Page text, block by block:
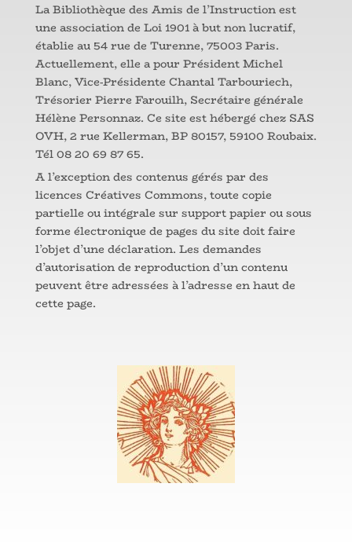
La Bibliothèque des Amis de l’Instruction est
une association de Loi 1901 à but non lucratif,
établie au 54 rue de Turenne, 75003 Paris.
Actuellement, elle a pour Président Michel
Blanc, Vice-Présidente Chantal Tarbouriech,
Trésorier Pierre Farouilh, Secrétaire générale
Hélène Personnaz. Ce site est hébergé chez SAS
OVH, 2 rue Kellerman, BP 80157, 59100 Roubaix.
Tél 08 20 69 87 65.
A l’exception des contenus gérés par des
licences Créatives Commons, toute copie
partielle ou intégrale sur support papier ou sous
forme électronique de pages du site doit faire
l’objet d’une déclaration. Les demandes
d’autorisation de reproduction d’un contenu
peuvent être adressées à l’adresse en haut de
cette page.